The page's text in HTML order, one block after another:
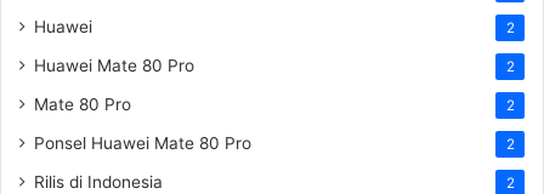
Huawei 2
Huawei Mate 80 Pro 2
Mate 80 Pro 2
Ponsel Huawei Mate 80 Pro 2
Rilis di Indonesia 2